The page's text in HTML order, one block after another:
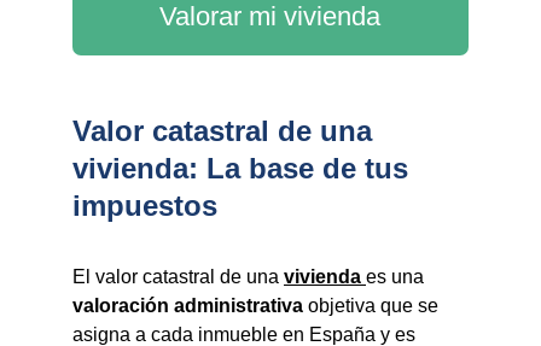
Valorar mi vivienda
Valor catastral de una
vivienda: La base de tus
impuestos
El valor catastral de una vivienda es una
valoración administrativa objetiva que se
asigna a cada inmueble en España y es